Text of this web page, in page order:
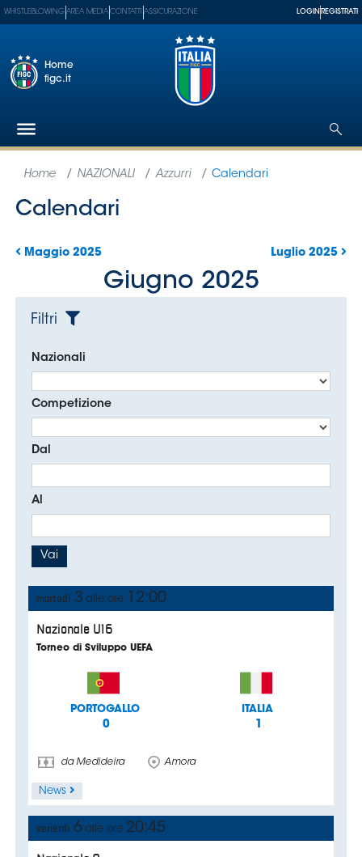
Federazione
Nazionali
Tecnici
Serie
Women
Serie
Femminile
Museo
del
Shop
partner
delle
Assicurazione
Whistleblowing
Area
Media
Contatti
WHISTLEBLOWING AREA MEDIA CONTATTI ASSICURAZIONE LOGIN REGISTRATI
Home
figc.it